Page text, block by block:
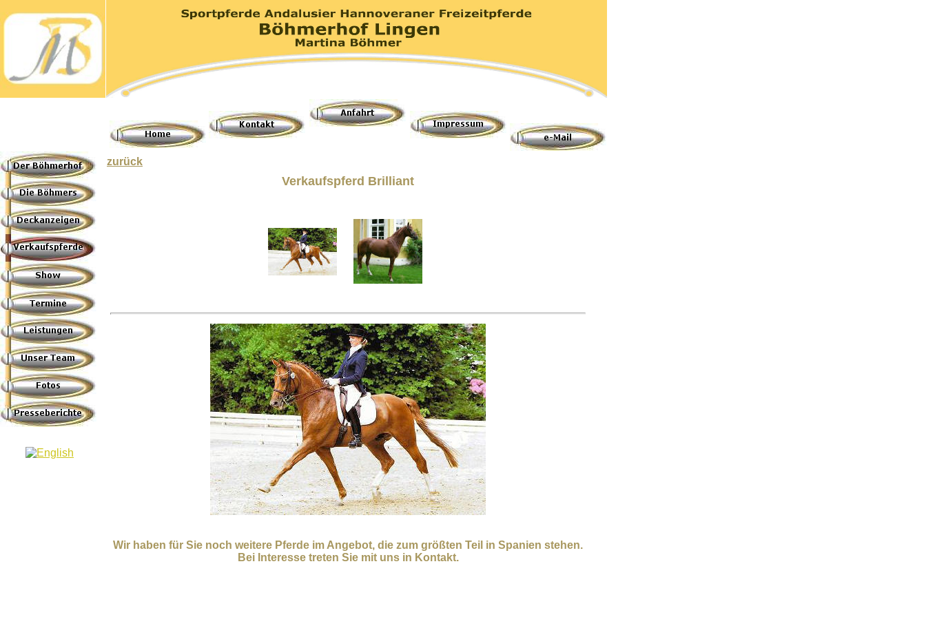
zurück
Verkaufspferd Brilliant
Wir haben für Sie noch weitere Pferde im Angebot, die zum größten Teil in Spanien stehen.
Bei Interesse treten Sie mit uns in Kontakt.